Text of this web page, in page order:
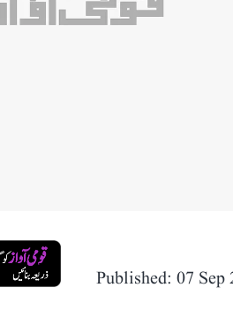
Published: 07